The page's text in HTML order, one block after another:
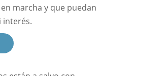
marcha y que puedan
interés.